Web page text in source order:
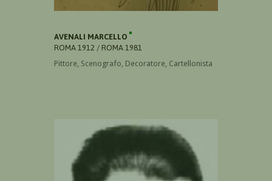
AVENALI MARCELLO
ROMA 1912 / ROMA 1981
Pittore, Scenografo, Decoratore, Cartellonista